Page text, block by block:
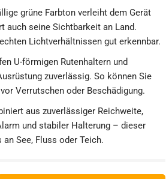
grüne Farbton verleiht dem Gerät
auch seine Sichtbarkeit an Land.
Lichtverhältnissen gut erkennbar.
U-förmigen Rutenhaltern und
zuverlässig. So können Sie
Verrutschen oder Beschädigung.
aus zuverlässiger Reichweite,
und stabiler Halterung – dieser
See, Fluss oder Teich.